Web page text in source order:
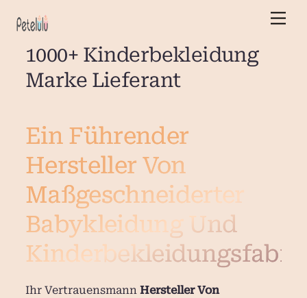
Inhalt
1000+ Kinderbekleidung
Marke Lieferant
Ein Führender
Hersteller Von
Maßgeschneiderter
Babykleidung Und
Ihr Vertrauensmann Hersteller Von